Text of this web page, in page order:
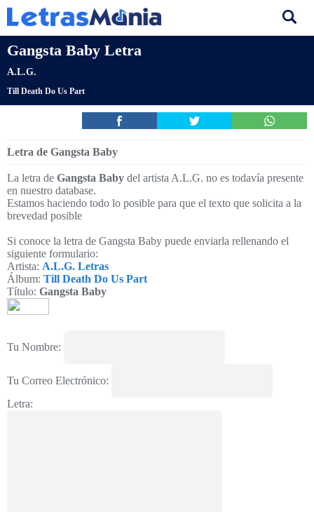
Gangsta Baby Letra
A.L.G.
Till Death Do Us Part
Letra de Gangsta Baby
La letra de Gangsta Baby del artista A.L.G. no es todavía presente
en nuestro database.
Estamos haciendo todo lo posible para que el texto que solicita a la
brevedad posible
Si conoce la letra de Gangsta Baby puede enviarla rellenando el
siguiente formulario:
Artista: A.L.G. Letras
Álbum: Till Death Do Us Part
Título: Gangsta Baby
Tu Nombre:
Tu Correo Electrónico:
Letra: